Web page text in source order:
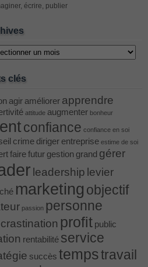
écrire, publier
clés
agir améliorer apprendre
attitude augmenter bonheur
confiance confiance en soi
crime diriger entreprise estime de soi
fairefutur gestion grand gérer
leadership levier
marketing objectif
passion personne
profit public
rentabilité service
succès tempstravail